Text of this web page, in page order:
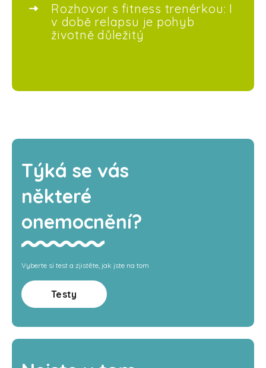
Rozhovor s fitness trenérkou: I
v době relapsu je pohyb
životně důležitý
Týká se vás
některé
onemocnění?
Vyberte si test a zjistěte, jak jste na tom
Testy